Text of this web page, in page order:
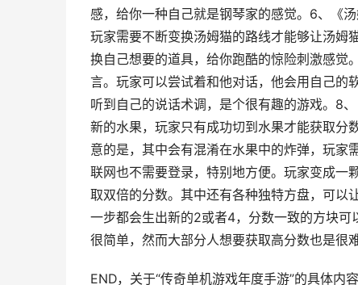
感，给你一种自己就是钢琴家的感觉。6、《
玩家需要不断变换汤姆猫的路线才能够让汤姆
换自己想要的道具，给你跑酷的惊险刺激感觉
言。玩家可以尝试着和他对话，他会用自己的
听到自己的说话术调，是个很有趣的游戏。8
新的水果，玩家只有成功切到水果才能获取分
意的是，其中会有混淆在水果中的炸弹，玩家
联网也不需要登录，特别地方便。玩家变成一
取双倍的分数。其中还有各种独特方盘，可
一步都会生出新的2或者4，分数一致的方块
很简单，然而大部分人想要获取高分数也是
END，关于“传奇单机游戏年度手游”的具体内